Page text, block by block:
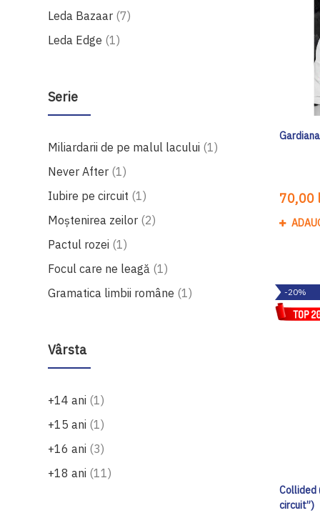
Leda Bazaar 7produse
Leda Edge 1produs
Serie
Miliardarii de pe malul lacului 1produs
Never After 1produs
Iubire pe circuit 1produs
Moștenirea zeilor 2produse
Pactul rozei 1produs
Focul care ne leagă
1produs
Gramatica limbii române 1produs
Vârsta
+14 ani 1produs
+15 ani 1produs
+16 ani 3produse
+18 ani 11produse
70,00
-20%
Collided
circuit”)